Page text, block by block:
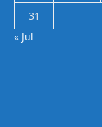
31
« Jul